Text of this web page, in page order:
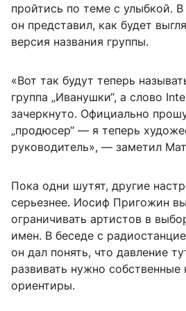
пройтись по теме с улыбкой.
он представил, как будет
версия названия группы.
«Вот так будут теперь
группа „Иванушки“, а слово
зачеркнуто. Официально
„продюсер“ — я теперь
руководитель», — заметил
Пока одни шутят, другие
серьезнее. Иосиф Пригожин
ограничивать артистов в
имен. В беседе с
он дал понять, что давление
развивать нужно собственные
ориентиры.